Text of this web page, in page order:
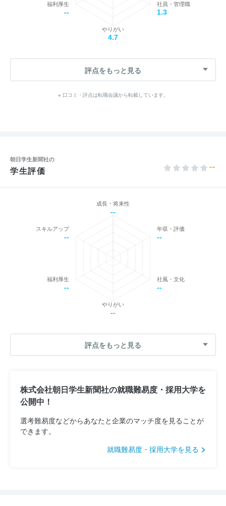
社員・管理職
1.3
やりがい
4.7
福利厚生
--
評点をもっと見る
※ 口コミ・評点は転職会議から転載しています。
朝日学生新聞社の
学生評価 --
成長・将来性
--
年収・評価
--
社風・文化
--
やりがい
--
福利厚生
--
スキルアップ
--
評点をもっと見る
株式会社朝日学生新聞社の就職難易度・採用大学を
公開中！
選考難易度などからあなたと企業のマッチ度を見ることが
できます。
就職難易度・採用大学を見る